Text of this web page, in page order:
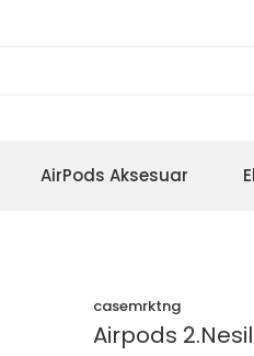
AirPods Aksesuar
casemrktng
Airpods